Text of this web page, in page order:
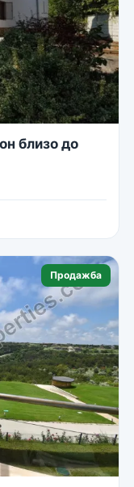
близо до
Продажба